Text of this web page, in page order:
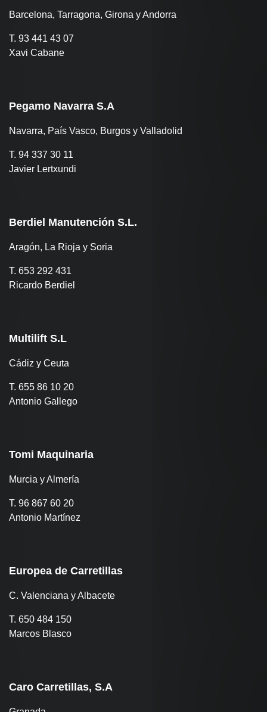
Barcelona, Tarragona, Girona y Andorra
T. 93 441 43 07
Xavi Cabane
Pegamo Navarra S.A
Navarra, País Vasco, Burgos y Valladolid
T. 94 337 30 11
Javier Lertxundi
Berdiel Manutención S.L.
Aragón, La Rioja y Soria
T. 653 292 431
Ricardo Berdiel
Multilift S.L
Cádiz y Ceuta
T. 655 86 10 20
Antonio Gallego
Tomi Maquinaria
Murcia y Almería
T. 96 867 60 20
Antonio Martínez
Europea de Carretillas
C. Valenciana y Albacete
T. 650 484 150
Marcos Blasco
Caro Carretillas, S.A